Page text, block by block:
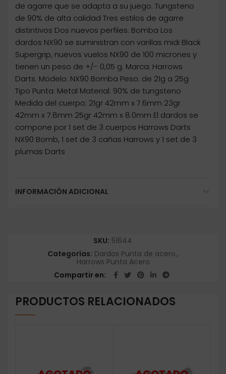
de agarre que se adapta a su juego. Tungsteno
de 90% de alta calidad Tres estilos de agarre
distintivos Dos nuevos perfiles: Bomba Los
dardos NX90 se suministran con varillas midi Black
Supergrip, nuevos vuelos NX90 de 100 micrones y
tienen un peso de +/- 0,05 g. Marca: Harrows
Darts. Modelo: NX90 Bomba Peso: de 21g a 25g
Tipo Punta: Metal Material: 90% de tungsteno
Medida del cuerpo: 21gr 42mm x 7.6mm 23gr
42mm x 7.8mm 25gr 42mm x 8.0mm El dardos se
compone por 1 set de 3 cuerpos Harrows Darts
NX90 Bomb, 1 set de 3 cañas Harrows y 1 set de 3
plumas Darts
INFORMACIÓN ADICIONAL
SKU: 51644
Categorías: Dardos Punta de acero,
Harrows Punta Acero
Compartir en
PRODUCTOS RELACIONADOS